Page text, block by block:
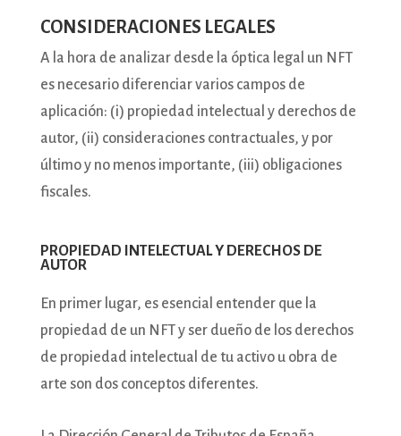
CONSIDERACIONES LEGALES
A la hora de analizar desde la óptica legal un NFT
es necesario diferenciar varios campos de
aplicación: (i) propiedad intelectual y derechos de
autor, (ii) consideraciones contractuales, y por
último y no menos importante, (iii) obligaciones
fiscales.
PROPIEDAD INTELECTUAL Y DERECHOS DE
AUTOR
En primer lugar, es esencial entender que la
propiedad de un NFT y ser dueño de los derechos
de propiedad intelectual de tu activo u obra de
arte son dos conceptos diferentes.